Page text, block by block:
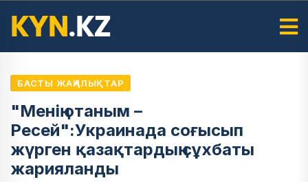
БАСТЫ ЖАҢАЛЫҚТАР
"Менің отаным –
Ресей":Украинада соғысып
жүрген қазақтардың сұхбаты
жарияланды